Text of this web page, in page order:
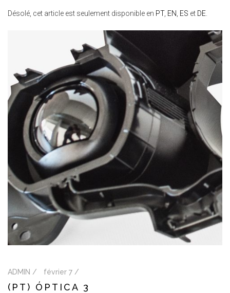
Désolé, cet article est seulement disponible en PT, EN ES et DE
ADMIN / février 7 /
(PT) ÓPTICA 3